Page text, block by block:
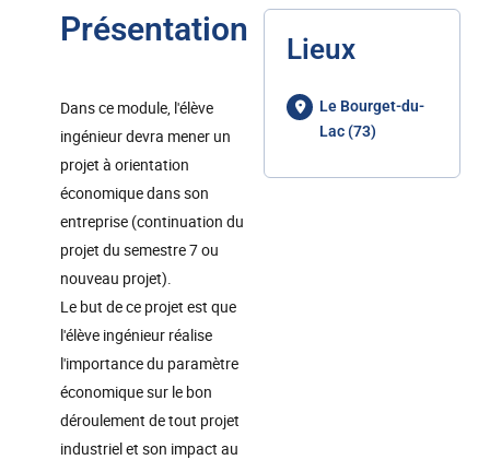
Présentation
Dans ce module, l'élève
ingénieur devra mener un
projet à orientation
économique dans son
entreprise (continuation du
projet du semestre 7 ou
nouveau projet).
Le but de ce projet est que
l'élève ingénieur réalise
l'importance du paramètre
économique sur le bon
déroulement de tout projet
industriel et son impact au
Lieux
Le Bourget-du-
Lac (73)